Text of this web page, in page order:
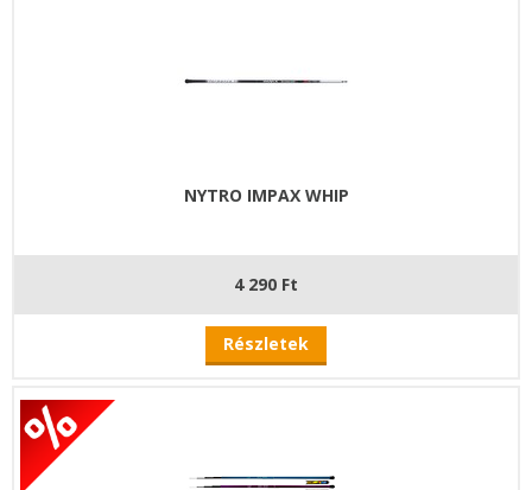
NYTRO IMPAX WHIP
4 290 Ft
Részletek